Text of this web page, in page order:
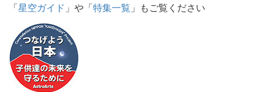
「星空ガイド 」や「特集一覧 」もご覧ください